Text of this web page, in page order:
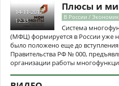
14-11-2017,
12:33
Плюсы и
В России /
Система
(МФЦ) формируется в России уже
было положено еще до вступления
Правительства РФ № 000,
организации работы